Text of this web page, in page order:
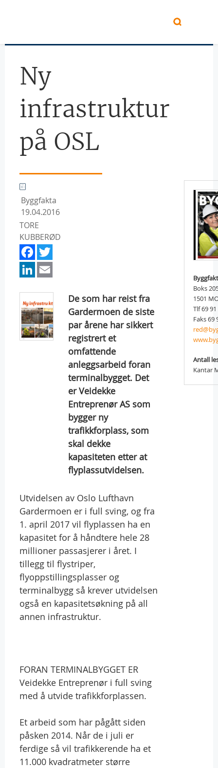
Ny
infrastruktur
på OSL
Byggfakta
19.04.2016
TORE
KUBBERØD
Facebook
LinkedIn
De som har reist fra
Gardermoen de siste
par årene har sikkert
registrert et
omfattende
anleggsarbeid foran
terminalbygget. Det
er Veidekke
Entreprenør AS som
bygger ny
trafikkforplass, som
skal dekke
kapasiteten etter at
flyplassutvidelsen.
Utvidelsen av Oslo Lufthavn
Gardermoen er i full sving, og fra
1. april 2017 vil flyplassen ha en
kapasitet for å håndtere hele 28
millioner passasjerer i året. I
tillegg til flystriper,
flyoppstillingsplasser og
terminalbygg så krever utvidelsen
også en kapasitetsøkning på all
annen infrastruktur.
FORAN TERMINALBYGGET ER
Veidekke Entreprenør i full sving
med å utvide trafikkforplassen.
Et arbeid som har pågått siden
påsken 2014. Når de i juli er
ferdige så vil trafikkerende ha et
11.000 kvadratmeter større
Boks
1501
Tlf 69
Faks 69
Antall
Kantar